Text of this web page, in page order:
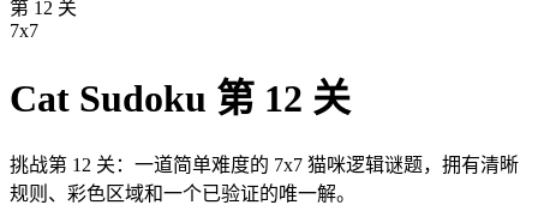
第 12 关
7x7
Cat Sudoku 第 12 关
挑战第 12 关：一道简单难度的 7x7 猫咪逻辑谜题，拥有清晰
规则、彩色区域和一个已验证的唯一解。